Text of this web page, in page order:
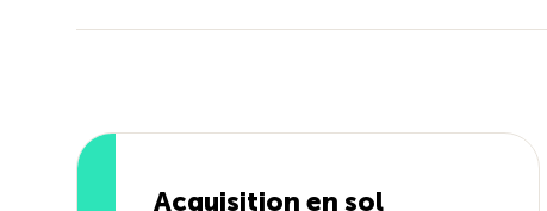
Acquisition en sol